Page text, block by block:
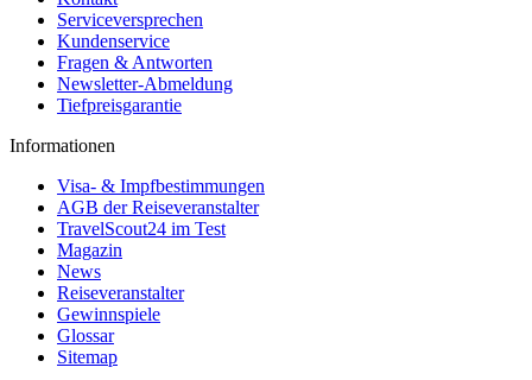
Serviceversprechen
Kundenservice
Fragen & Antworten
Newsletter-Abmeldung
Tiefpreisgarantie
Informationen
Visa- & Impfbestimmungen
AGB der Reiseveranstalter
TravelScout24 im Test
Magazin
News
Reiseveranstalter
Gewinnspiele
Glossar
Sitemap